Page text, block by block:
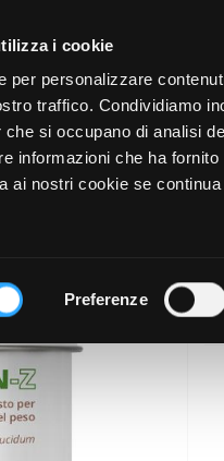
i cookie
per personalizzare
traffico. Condividiamo
si occupano di analisi
informazioni che ha
ai nostri cookie se
Preferenze
PERSONALE DI Sara